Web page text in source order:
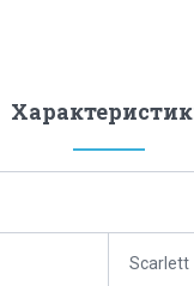
Scarlett